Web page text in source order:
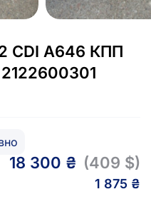
CDI A646 КПП
18 300 ₴ (409 $)
1 875 ₴